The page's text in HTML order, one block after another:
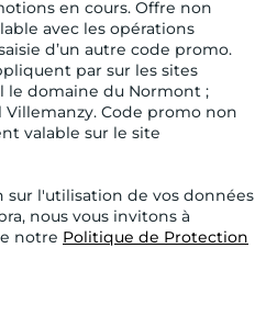
en cours. Offre non
avec les opérations
d’un autre code promo.
par sur les sites
le domaine du Normont ;
Code promo non
valable sur le site
sur l'utilisation de vos données
nous vous invitons à
notre Politique de Protection